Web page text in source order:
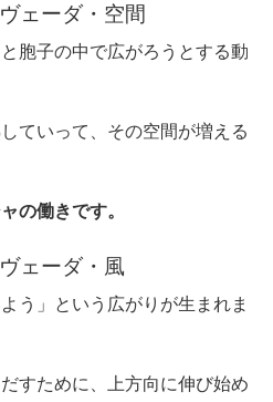
ェーダ・空間
胞子の中で広がろうとする動
ていって、その空間が増える
の働きです。
ェーダ・風
う」という広がりが生まれま
すために、上方向に伸び始め